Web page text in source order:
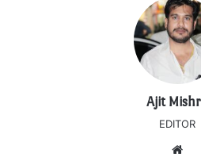
Ajit
EDITOR